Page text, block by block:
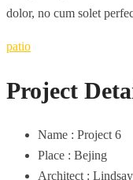
dolor, no cum solet
patio
Project
Name : Project 6
Place : Bejing
Architect :